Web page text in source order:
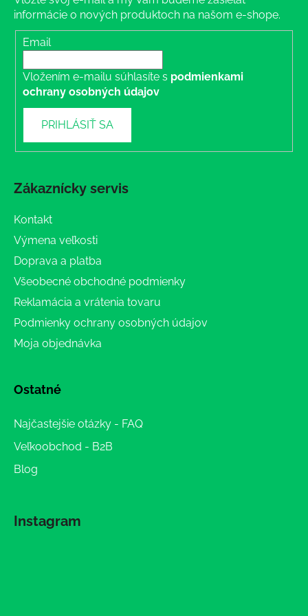
informácie o nových produktoch na našom e-shope.
Email
Vložením e-mailu súhlasíte s podmienkami
ochrany osobných údajov
PRIHLÁSIŤ SA
Zákaznícky servis
Kontakt
Výmena veľkosti
Doprava a platba
Všeobecné obchodné podmienky
Reklamácia a vrátenia tovaru
Podmienky ochrany osobných údajov
Moja objednávka
Ostatné
Najčastejšie otázky - FAQ
Veľkoobchod - B2B
Blog
Instagram